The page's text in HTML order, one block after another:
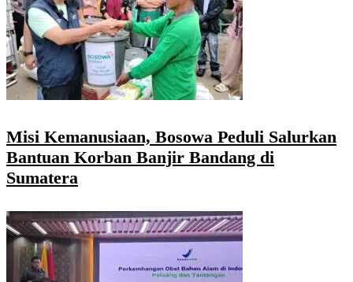
Misi Kemanusiaan, Bosowa Peduli Salurkan
Bantuan Korban Banjir Bandang di
Sumatera